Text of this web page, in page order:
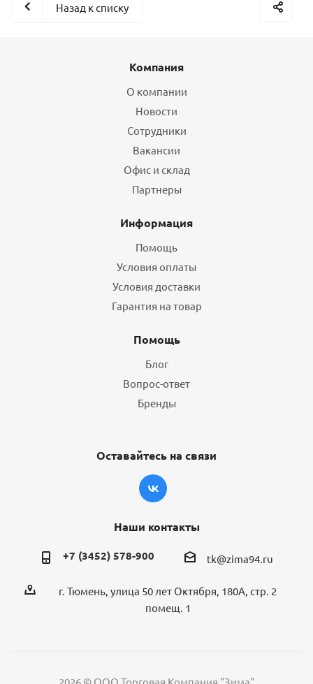
Назад к списку
Компания
О компании
Новости
Сотрудники
Вакансии
Офис и склад
Партнеры
Информация
Помощь
Условия оплаты
Условия доставки
Гарантия на товар
Помощь
Блог
Вопрос-ответ
Бренды
Оставайтесь на связи
Наши контакты
+7 (3452) 578-900 tk@zima94.ru
г. Тюмень, улица 50 лет Октября, 180А, стр. 2
помещ. 1